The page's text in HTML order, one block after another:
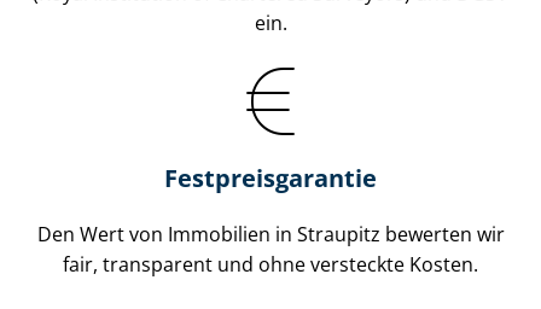
ein.
Festpreis​garantie
Den Wert von Immobilien in Straupitz bewerten wir
fair, transparent und ohne versteckte Kosten.